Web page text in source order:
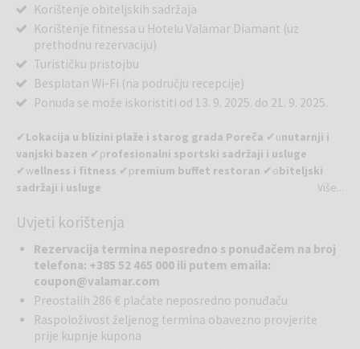
Korištenje obiteljskih sadržaja
Korištenje fitnessa u Hotelu Valamar Diamant (uz
prethodnu rezervaciju)
Turističku pristojbu
Besplatan Wi-Fi (na području recepcije)
Ponuda se može iskoristiti od 13. 9. 2025. do 21. 9. 2025.
✔Lokacija u blizini plaže i starog grada Poreča ✔unutarnji i
vanjski bazen ✔profesionalni sportski sadržaji i usluge
✔wellness i fitness ✔premium buffet restoran ✔obiteljski
sadržaji i usluge
Obiteljski apartmani u mediteranskim vikendicama smješteni su u
od centra Poreča. Idealan su izbor za aktivan obiteljski odmor, jer
osim privatnosti i neobveza koje pruža odmor u apartmanu, u
obližnjem Hotelu Valamar Diamant pružaju i usluge kao što su
wellness centar, fitness, bazen i vrhunski show-cooking restoran.
U blizini apartmana Valamar Diamant Residence u Poreču nalaze se
Više...
Uvjeti korištenja
Rezervacija termina neposredno s ponuđačem na broj
telefona: +385 52 465 000 ili putem emaila:
coupon@valamar.com
Preostalih 286 € plaćate neposredno ponuđaču
Raspoloživost željenog termina obavezno provjerite
prije kupnje kupona